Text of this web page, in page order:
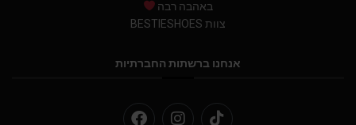
באהבה רבה
צוות BESTIESHOES
אנחנו ברשתות החברתיות